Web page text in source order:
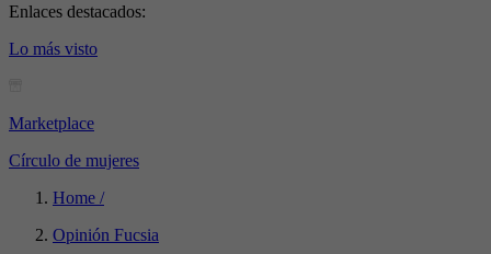
Enlaces destacados:
Lo más visto
Marketplace
Círculo de mujeres
Home /
Opinión Fucsia